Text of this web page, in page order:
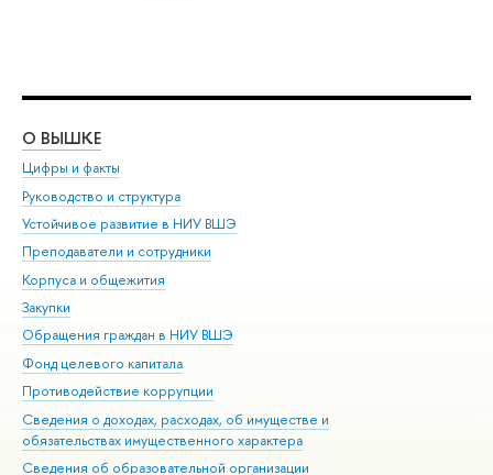
О ВЫШКЕ
Цифры и факты
Руководство и структура
Устойчивое развитие в НИУ ВШЭ
Преподаватели и сотрудники
Корпуса и общежития
Закупки
Обращения граждан в НИУ ВШЭ
Фонд целевого капитала
Противодействие коррупции
Сведения о доходах, расходах, об имуществе и
обязательствах имущественного характера
Сведения об образовательной организации